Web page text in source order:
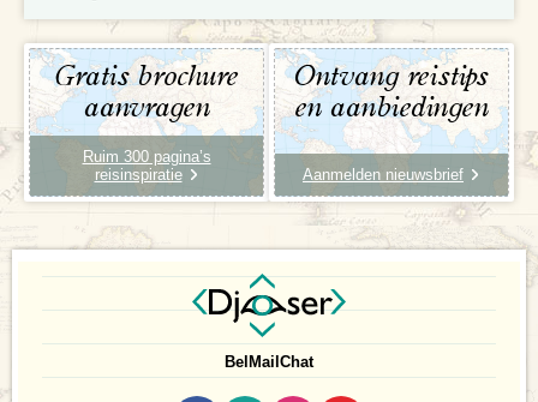
Gratis brochure
aanvragen
Ruim 300 pagina’s
reisinspiratie
Ontvang reistips
en aanbiedingen
Aanmelden nieuwsbrief
Bel Mail Chat